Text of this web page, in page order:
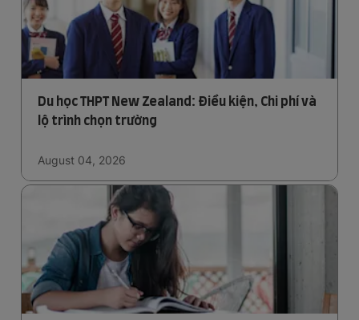
Du học THPT New Zealand: Điều kiện, Chi phí và
lộ trình chọn trường
August 04, 2026